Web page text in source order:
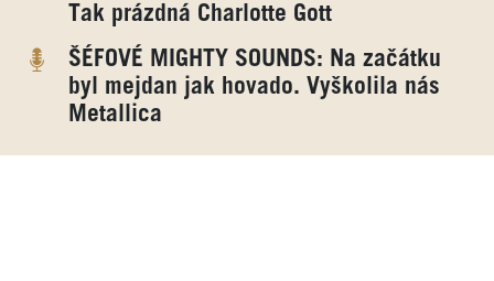
Tak prázdná Charlotte Gott
ŠÉFOVÉ MIGHTY SOUNDS: Na začátku
byl mejdan jak hovado. Vyškolila nás
Metallica